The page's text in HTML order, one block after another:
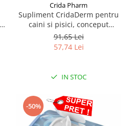
Crida Pharm
Supliment CridaDerm pentru
caini si pisici, conceput
pentru a sprijini refacerea
pielii și blănii - 30 comprimate
91,65 Lei
57,74 Lei
IN STOC
-50%